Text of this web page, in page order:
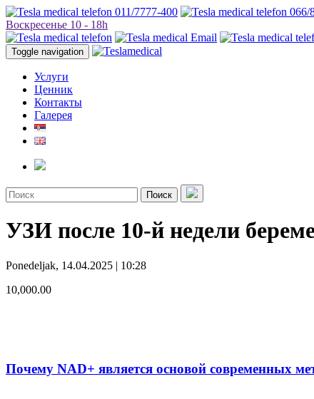
011/7777-400 066/
Воскресенье 10 - 18h
Toggle navigation
Услуги
Ценник
Контакты
Галерея
Поиск
УЗИ после 10-й недели
Ponedeljak, 14.04.2025 | 10:28
10,000.00
Почему NAD+ является основой современных